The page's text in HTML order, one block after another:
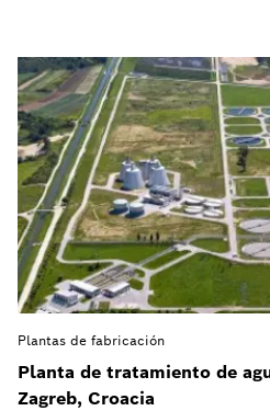
Plantas de fabricación
Planta de tratamiento de
Zagreb, Croacia